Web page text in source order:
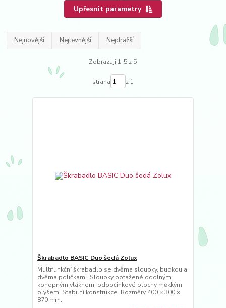
Upřesnit parametry
Nejnovější Nejlevnější Nejdražší
Zobrazuji 1-5 z 5
strana z 1
Škrabadlo BASIC Duo šedá Zolux
Multifunkční škrabadlo se dvěma sloupky, budkou a
dvěma poličkami. Sloupky potažené odolným
konopným vláknem, odpočinkové plochy měkkým
plyšem. Stabilní konstrukce. Rozměry 400 × 300 ×
870 mm.